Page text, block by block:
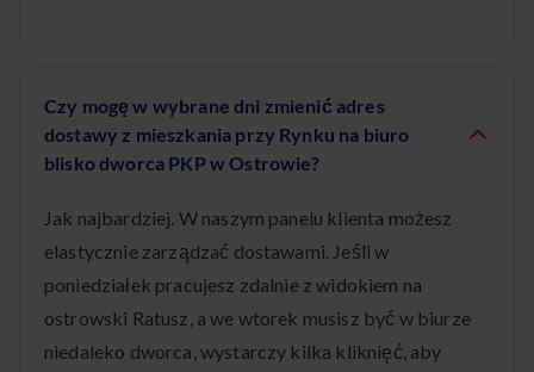
Czy mogę w wybrane dni zmienić adres
dostawy z mieszkania przy Rynku na biuro
blisko dworca PKP w Ostrowie?
Jak najbardziej. W naszym panelu klienta możesz
elastycznie zarządzać dostawami. Jeśli w
poniedziałek pracujesz zdalnie z widokiem na
ostrowski Ratusz, a we wtorek musisz być w biurze
niedaleko dworca, wystarczy kilka kliknięć, aby